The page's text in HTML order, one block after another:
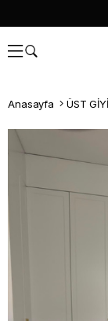
Anasayfa ÜST
Whatsapp İle